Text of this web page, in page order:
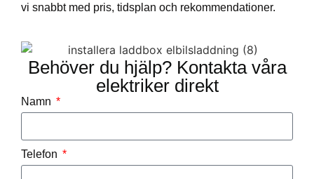
vi snabbt med pris, tidsplan och rekommendationer.
Behöver du hjälp? Kontakta våra
elektriker direkt
Namn
Telefon